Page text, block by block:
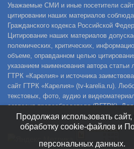
Уважаемые СМИ и иные посетители
цитировании наших материалов
Гражданского кодекса Российской
Цитирование наших материалов
полемических, критических,
объеме, оправданном целью
указанием наименования автора статьи
ГТРК «Карелия» и источника
сайт ГТРК «Карелия» (tv-karelia.ru).
текстовых, фото, аудио и
согласия правообладателя (ВГТРК).
Продолжая использовать
обработку cookie-файлов и
персональных данных.